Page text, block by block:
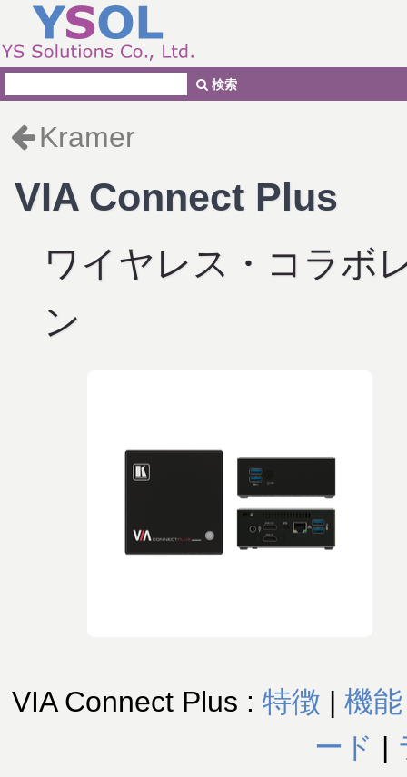
Kramer
VIA Connect Plus
ワイヤレス・コラボ
ン
VIA Connect Plus : 特徴 | 機能
ード |
検索